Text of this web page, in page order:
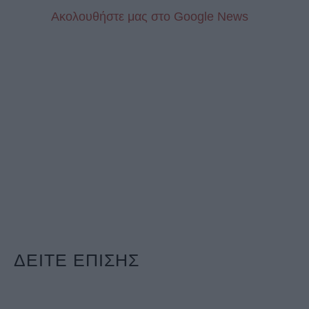
Aκολουθήστε μας στo Google News
ΔΕΙΤΕ ΕΠΙΣΗΣ